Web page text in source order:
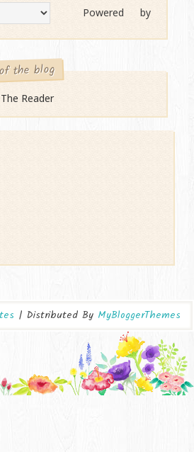
Powered by
the blog
Reader
| Distributed By MyBloggerThemes